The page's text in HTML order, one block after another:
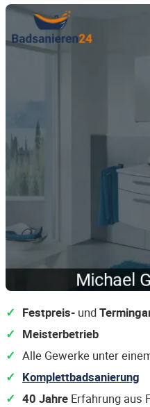
Festpreis- und
Meisterbetrieb
Alle Gewerke unter
Komplettbadsanierung
40 Jahre Erfahrung aus